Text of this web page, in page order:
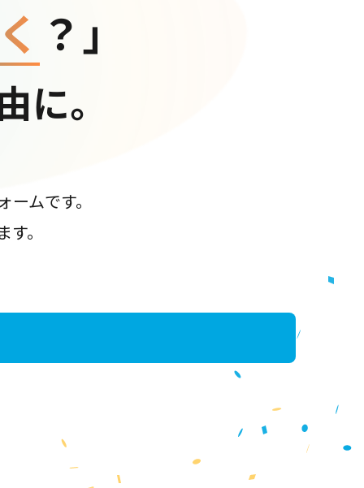
？」
に。
ムです。
。